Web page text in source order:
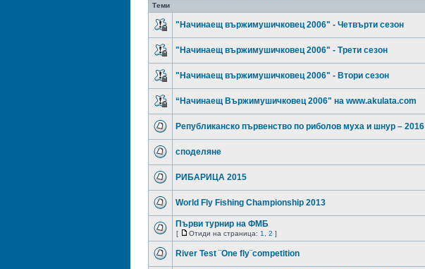
Теми
"Начинаещ вържимушичковец 2006" - Четвърти сезон
"Начинаещ вържимушичковец 2006" - Трети сезон
"Начинаещ вържимушичковец 2006" - Втори сезон
“Начинаещ Вържимушичковец 2006" на www.akulata.com
Републиканско първенство по риболов муха и шнур – 2016
споделяне
РИБАРИЦА 2015
World Fly Fishing Championship 2013
Първи турнир на ФМБ
[ Отиди на страница: 1 2 ]
River Test ¨One fly¨competition